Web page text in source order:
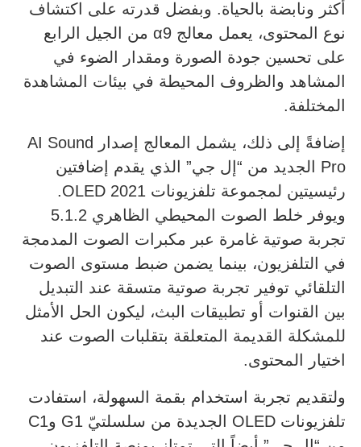
أكثر ونابضة بالحياة. وبفضل قدرته على اكتشاف
نوع المحتوى، يعمل معالج α9 من الجيل الرابع
على تحسين جودة الصورة ومقدار الضوء في
المشاهد والظروف المحيطة في بيئات المشاهدة
المختلفة.
إضافةً إلى ذلك، يشمل المعالج إصدار AI Sound
Pro الجديد من “إل جي” الذي يقدم إضافتين
رئيسيتين لمجموعة تلفزيونات OLED 2021.
ويوفر خلط الصوت المحيطي الظاهري 5.1.2
تجربة صوتية غامرة عبر مكبرات الصوت المدمجة
في التلفزيون، بينما يضمن ضبط مستوى الصوت
التلقائي توفير تجربة صوتية متسقة عند التبديل
بين القنوات أو تطبيقات البث، ليكون الحل الأمثل
للمشكلة القديمة المتعلقة بتقلبات الصوت عند
اختيار المحتوى.
ولتقديم تجربة استخدام بقمة السهولة، استفادت
تلفزيونات OLED الجديدة من سلسلتيّ G1 وC1